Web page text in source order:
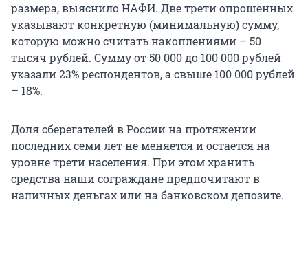
размера, выяснило НАФИ. Две трети опрошенных
указывают конкретную (минимальную) сумму,
которую можно считать накоплениями – 50
тысяч рублей. Сумму от 50 000 до 100 000 рублей
указали 23% респондентов, а свыше 100 000 рублей
– 18%.
Доля сберегателей в России на протяжении
последних семи лет не меняется и остается на
уровне трети населения. При этом хранить
средства наши сограждане предпочитают в
наличных деньгах или на банковском депозите.